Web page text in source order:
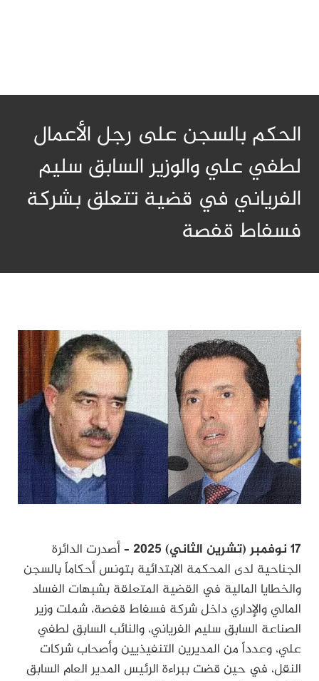
الحكم بالسجن على رجل الأعمال
لطفي علي والوزير السابق سليم
الفرياني في قضية تتعلق بشركة
فسفاط قفصة
17 نوفمبر (تشرين الثاني) 2025
– أصدرت الدائرة
الجناحية لدى المحكمة الابتدائية بتونس أحكاماً بالسجن
والخطايا المالية في القضية المتعلقة بشبهات الفساد
المالي والإداري داخل شركة فسفاط قفصة، شملت وزير
الصناعة السابق سليم الفرياني، والنائب السابق لطفي
علي، وعدداً من المديرين التنفيذيين وأصحاب شركات
النقل، في حين قضت ببراءة الرئيس المدير العام السابق